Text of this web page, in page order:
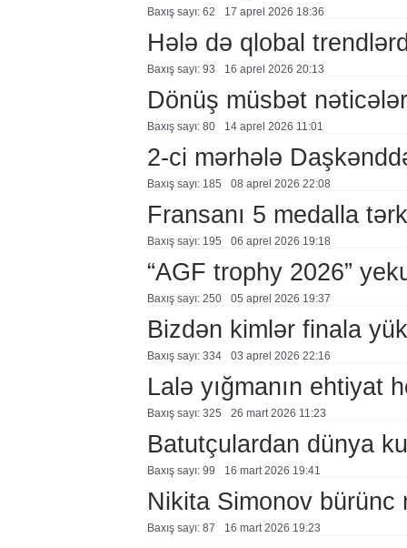
Baxış sayı: 62 17 aprel 2026 18:36
Hələ də qlobal
Baxış sayı: 93 16 aprel 2026 20:13
Dönüş müsbət
Baxış sayı: 80 14 aprel 2026 11:01
2-ci mərhələ
Baxış sayı: 185 08 aprel 2026 22:08
Fransanı 5 medalla
Baxış sayı: 195 06 aprel 2026 19:18
“AGF trophy 2026”
Baxış sayı: 250 05 aprel 2026 19:37
Bizdən kimlər finala
Baxış sayı: 334 03 aprel 2026 22:16
Lalə yığmanın ehtiyat
Baxış sayı: 325 26 mart 2026 11:23
Batutçulardan dünya
Baxış sayı: 99 16 mart 2026 19:41
Nikita Simonov bürünc
Baxış sayı: 87 16 mart 2026 19:23